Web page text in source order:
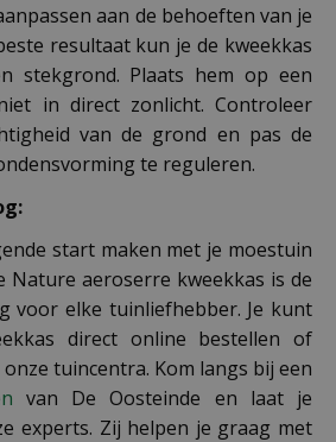
aan de behoeften van je
resultaat kun je de kweekkas
stekgrond. Plaats hem op een
in direct zonlicht. Controleer
van de grond en pas de
te reguleren.
start maken met je moestuin
Nature aeroserre kweekkas is de
voor elke tuinliefhebber. Je kunt
direct online bestellen of
tuincentra. Kom langs bij een
van De Oosteinde en laat je
experts. Zij helpen je graag met